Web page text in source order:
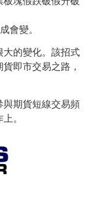
會變。
的變化。該招式
即市交易之路，
期貨短線交易頻
。